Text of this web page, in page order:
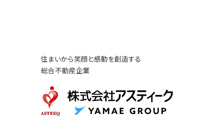
住まいから笑顔と感動を創造する
総合不動産企業